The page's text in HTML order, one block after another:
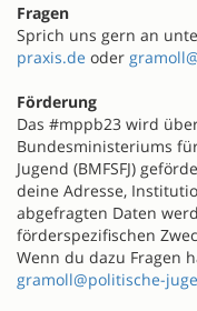
Fragen
Sprich uns gern an
praxis.de oder
Förderung
Das #mppb23 wird
Bundesministeriums
Jugend (BMFSFJ)
deine Adresse,
abgefragten Daten
förderspezifischen
Wenn du dazu Fragen
gramoll@politische-